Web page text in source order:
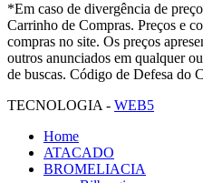
*Em caso de divergência de
Carrinho de Compras. Preços e
compras no site. Os preços
outros anunciados em qualquer
de buscas. Código de Defesa do
TECNOLOGIA - WEB5
Home
ATACADO
BROMELIACIA